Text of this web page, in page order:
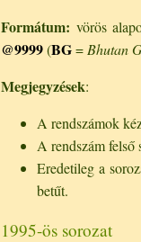
Formátum: vörös
@9999(BG= Bhutan
Megjegyzések:
A rendszámok
A rendszám felső
Eredetileg a
betűt.
1995-ös sorozat